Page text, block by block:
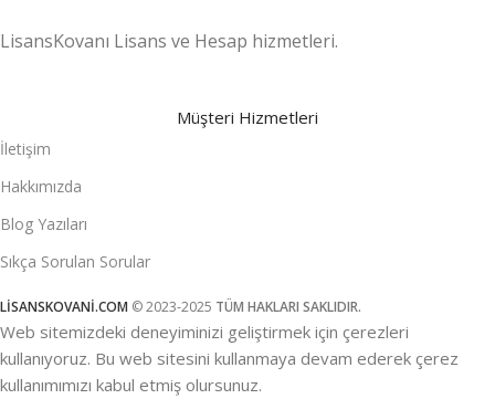
LisansKovanı Lisans ve Hesap hizmetleri.
Müşteri Hizmetleri
İletişim
Hakkımızda
Blog Yazıları
Sıkça Sorulan Sorular
LİSANSKOVANİ.COM © 2023-2025 TÜM HAKLARI SAKLIDIR.
Web sitemizdeki deneyiminizi geliştirmek için çerezleri
kullanıyoruz. Bu web sitesini kullanmaya devam ederek çerez
kullanımımızı kabul etmiş olursunuz.